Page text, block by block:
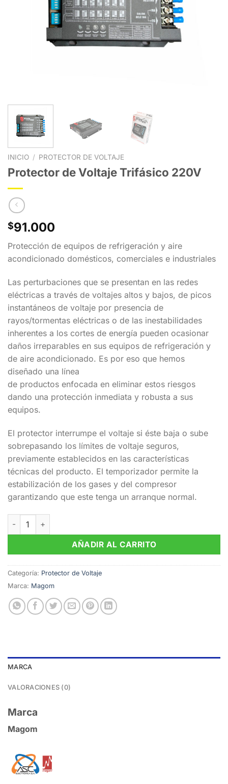
INICIO / PROTECTOR DE VOLTAJE
Protector de Voltaje Trifásico 220V
$91.000
Protección de equipos de refrigeración y aire
acondicionado domésticos, comerciales e industriales
Las perturbaciones que se presentan en las redes
eléctricas a través de voltajes altos y bajos, de picos
instantáneos de voltaje por presencia de
rayos/tormentas eléctricas o de las inestabilidades
inherentes a los cortes de energía pueden ocasionar
daños irreparables en sus equipos de refrigeración y
de aire acondicionado. Es por eso que hemos
diseñado una línea
de productos enfocada en eliminar estos riesgos
dando una protección inmediata y robusta a sus
equipos.
El protector interrumpe el voltaje si éste baja o sube
sobrepasando los límites de voltaje seguros,
previamente establecidos en las características
técnicas del producto. El temporizador permite la
estabilización de los gases y del compresor
garantizando que este tenga un arranque normal.
Protector de Voltaje Trifásico 220V cantidad
AÑADIR AL CARRITO
Categoría: Protector de Voltaje
Marca: Magom
MARCA
VALORACIONES (0)
Marca
Magom